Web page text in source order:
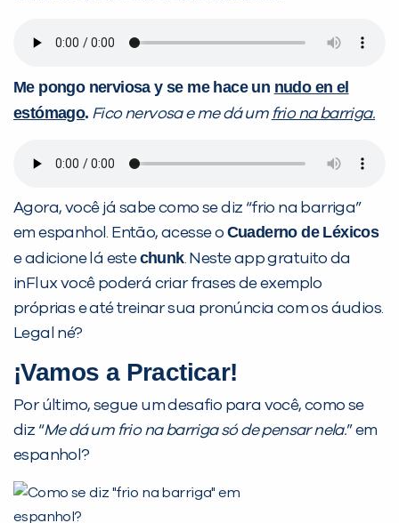
Me pongo nerviosa y se me hace un nudo en el
estómago. Fico nervosa e me dá um frio na barriga.
Agora, você já sabe como se diz “frio na barriga”
em espanhol. Então, acesse o Cuaderno de Léxicos
e adicione lá estechunk. Neste app gratuito da
inFlux você poderá criar frases de exemplo
próprias e até treinar sua pronúncia com os áudios.
Legal né?
¡Vamos a Practicar!
Por último, segue um desafio para você, como se
diz “Me dá um frio na barriga só de pensar nela.” em
espanhol?